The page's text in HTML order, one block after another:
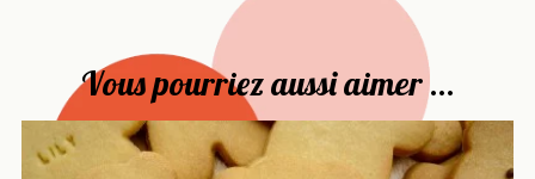
Vous pourriez aussi aimer ...